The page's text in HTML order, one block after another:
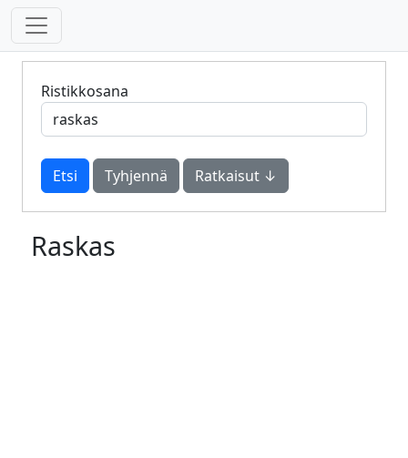
Ristikkosana
Tyhjennä Ratkaisut ↓
Raskas